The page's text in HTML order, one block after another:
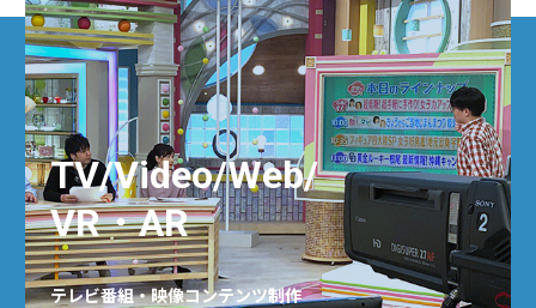
TV/Video/Web/
VR・AR
テレビ番組・映像コンテンツ制作